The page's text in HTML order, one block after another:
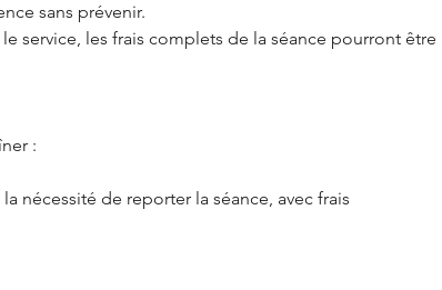
sans prévenir.
service, les frais complets de la séance pourront être
:
nécessité de reporter la séance, avec frais